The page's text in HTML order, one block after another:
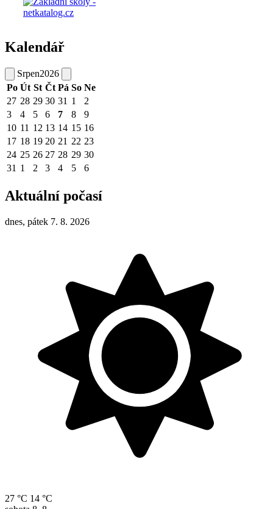
Kalendář
Srpen2026
Po Út St Čt Pá So Ne
27 28 29 30 31 1
2
3
4 5 6 7 8
9
10 11 12 13 14 15 16
17 18 19 20 21 22 23
24 25 26 27 28 29 30
31 1 2 3 4 5 6
Aktuální počasí
dnes, pátek 7. 8. 2026
27 °C 14 °C